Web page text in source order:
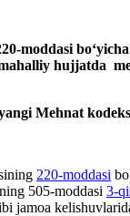
moddasi boʻyicha
hujjatda
Mehnat
220-moddasi
505-moddasi 3-
jamoa